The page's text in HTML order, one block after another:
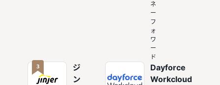
ネ
ー
フ
ォ
ワ
ー
ド
3
ジ
ン
Dayforce
Workcloud